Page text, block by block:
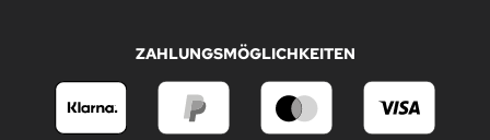
ZAHLUNGSMÖGLICHKEITEN